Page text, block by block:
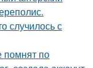
случилось с
помнят по